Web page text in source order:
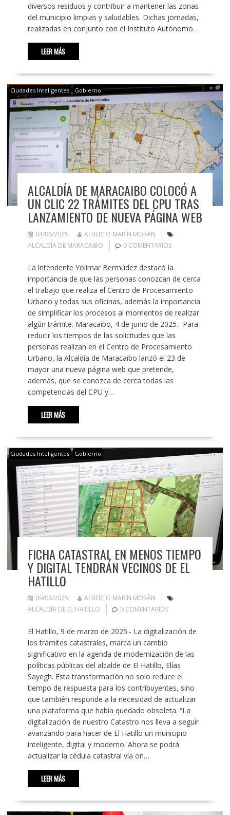
diversos residuos y contribuir a mantener las zonas
del municipio limpias y saludables. Dichas jornadas,
realizadas en conjunto con el Instituto Autónomo…
LEER MÁS
Ciudades Inteligentes Gobierno
ALCALDÍA DE MARACAIBO COLOCÓ A
UN CLIC 22 TRÁMITES DEL CPU TRAS
LANZAMIENTO DE NUEVA PÁGINA WEB
04/06/2025
ALBERTO MARÍN MORÁN
ALCALDÍA DE MARACAIBO
0 COMENTARIOS
La intendente Yolimar Bermúdez destacó la
importancia de que las personas conozcan de cerca
el trabajo que realiza el Centro de Procesamiento
Urbano y todas sus oficinas, además la importancia
de simplificar los procesos al momentos de realizar
algún trámite. Maracaibo, 4 de junio de 2025.- Para
reducir los tiempos de las solicitudes que las
personas realizan en el Centro de Procesamiento
Urbano, la Alcaldía de Maracaibo lanzó el 23 de
mayor una nueva página web que pretende,
además, que se conozca de cerca todas las
competencias del CPU y…
LEER MÁS
Ciudades Inteligentes Gobierno
FICHA CATASTRAL EN MENOS TIEMPO
Y DIGITAL TENDRÁN VECINOS DE EL
HATILLO
09/03/2025
ALBERTO MARÍN MORÁN
ALCALDÍA DE EL HATILLO
0 COMENTARIOS
El Hatillo, 9 de marzo de 2025.- La digitalización de
los trámites catastrales, marca un cambio
significativo en la agenda de modernización de las
políticas públicas del alcalde de El Hatillo, Elías
Sayegh. Esta transformación no solo reduce el
tiempo de respuesta para los contribuyentes, sino
que también responde a la necesidad de actualizar
una plataforma que había quedado obsoleta. “La
digitalización de nuestro Catastro nos lleva a seguir
avanzando para hacer de El Hatillo un municipio
inteligente, digital y moderno. Ahora se podrá
actualizar la cédula catastral vía on…
LEER MÁS